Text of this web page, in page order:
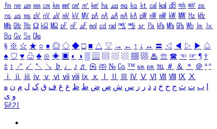
㎙ ㎚ ㎛ ㎜ ㎝ ㎞ ㎟ ㎠ ㎡ ㎢ ㏊ ㎍ ㎎ ㎏ ㏏ ㎈ ㎉ ㏈ ㎧ ㎨ ㎰
㎱ ㎲ ㎳ ㎴ ㎵ ㎶ ㎷ ㎸ ㎹ ㎀ ㎁ ㎂ ㎃ ㎄ ㎺ ㎻ ㎽ ㎾ ㎿ ㎐ ㎑
㎒ ㎓ ㎔ Ω ㏀ ㏁ ㎊ ㎋ ㎌ ㏖ ㏅ ㎭ ㎮ ㎯ ㏛ ㎩ ㎪ ㎫ ㎬ ㏝ ㏐
㏓
㏃ ㏉ ㏜ ㏆
§ ※ ☆ ★ ○ ● ◎ ◇ ◆ □ ■ △ ▽ → ← ↑ ↓ ↔ 〓 ◁ ◀ ▷ ▶ ♤
♠ ♡ ♥ ♧ ♣ ⊙ ◈ ▣ ◐ ◑ ▒ ▤ ▨ ▧ ▦ ▩ ♨ ☏ ☎ ☜ ☞ ¶ †
‡ ↕ ↗ ↙ ↖ ↘ ♭ ♩ ♪ ♬ ㉿ ㈜ № ㏇ ™ ㏂ ㏘ ℡ ＃ ＆ ＊ ＠ ª º
ⅰ
ⅱ ⅲ ⅳ ⅴ ⅵ ⅶ ⅷ ⅸ ⅹ Ⅳ Ⅴ Ⅵ Ⅶ Ⅷ Ⅸ Ⅹ
ب ت ث ج ح خ د ذ ر ز س ش ص ض ط ظ ع غ ف ق ک ل م ن ه
و ی
닫기